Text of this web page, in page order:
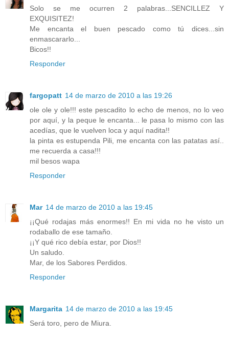
Solo se me ocurren 2 palabras...SENCILLEZ Y
EXQUISITEZ!
Me encanta el buen pescado como tú dices...sin
enmascararlo...
Bicos!!
Responder
fargopatt 14 de marzo de 2010 a las 19:26
ole ole y ole!!! este pescadito lo echo de menos, no lo veo
por aquí, y la peque le encanta... le pasa lo mismo con las
acedías, que le vuelven loca y aquí nadita!!
la pinta es estupenda Pili, me encanta con las patatas así..
me recuerda a casa!!!
mil besos wapa
Responder
Mar 14 de marzo de 2010 a las 19:45
¡¡Qué rodajas más enormes!! En mi vida no he visto un
rodaballo de ese tamaño.
¡¡Y qué rico debía estar, por Dios!!
Un saludo.
Mar, de los Sabores Perdidos.
Responder
Margarita 14 de marzo de 2010 a las 19:45
Será toro, pero de Miura.